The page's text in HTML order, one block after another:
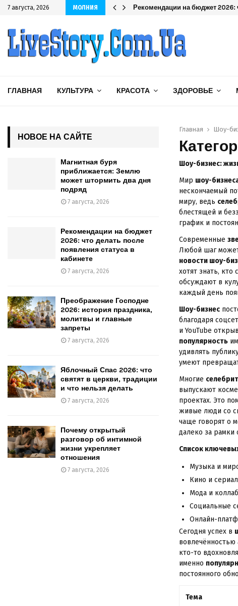
7 августа, 2026 МОЛНИЯ Рекомендации на бюджет 2026:
ГЛАВНАЯ КУЛЬТУРА КРАСОТА ЗДОРОВЬЕ
Главная Шоу-
Шоу-бизнес:
Мир шоу-
нескончаемый
миру, ведь
блестящей и
график и
Современные
Любой шаг
новости шоу-
хотят знать,
обсуждают в
каждый день
Шоу-бизнес
благодаря
и YouTube
популярность
удивлять
умеют
Многие
выпускают
проектах. Это
живые люди со
чаще говорят о
далеко за рамки
Список
Музыка и
Кино и
Мода и
Социальные
Онлайн-
Сегодня успех в
вовлечённостью
кто-то
именно
постоянного
Тема
НОВОЕ НА САЙТЕ
Магнитная буря
приближается: Землю
может штормить два дня
подряд
7 августа, 2026
Рекомендации на бюджет
2026: что делать после
появления статуса в
кабинете
7 августа, 2026
Преображение Господне
2026: история праздника,
молитвы и главные
запреты
7 августа, 2026
Яблочный Спас 2026: что
святят в церкви, традиции
и что нельзя делать
7 августа, 2026
Почему открытый
разговор об интимной
жизни укрепляет
отношения
7 августа, 2026